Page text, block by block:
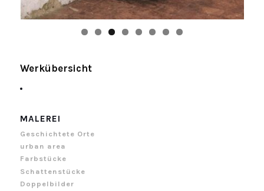
Werkübersicht
MALEREI
Geschichtete Orte
urban area
Farbstücke
Schattenstücke
Doppelbilder